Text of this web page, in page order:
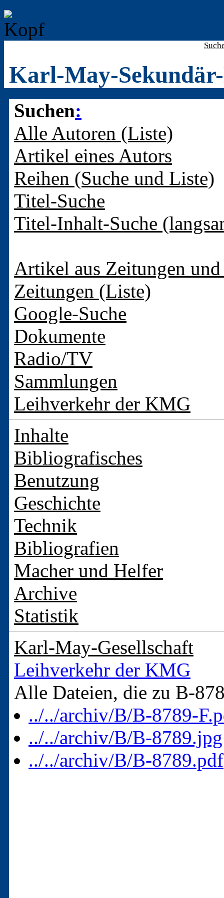
Karl-May-
Suchen:
Alle Autoren (Liste)
Artikel eines Autors
Reihen (Suche und Liste)
Titel-Suche
Titel-Inhalt-Suche
Artikel aus Zeitungen
Zeitungen (Liste)
Google-Suche
Dokumente
Radio/TV
Sammlungen
Leihverkehr der KMG
Inhalte
Bibliografisches
Benutzung
Geschichte
Technik
Bibliografien
Macher und Helfer
Archive
Statistik
Karl-May-Gesellschaft
Leihverkehr der KMG
Alle Dateien, die zu B-
../../archiv/B/B-8789-
../../archiv/B/B-8789.jpg
../../archiv/B/B-8789.pdf